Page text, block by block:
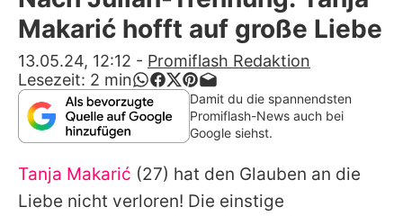
Alle Themen auf Promiflash
App runterladen
Team
Redaktionelle Richtlinien
Impressum
Makarić hofft auf große Liebe
13.05.24, 12:12 - Promiflash Redaktion
Lesezeit: 2 min
Damit du die spannendsten
Promiflash-News auch bei
Google siehst.
Tanja Makarić (27) hat den Glauben an die
Liebe nicht verloren! Die einstige